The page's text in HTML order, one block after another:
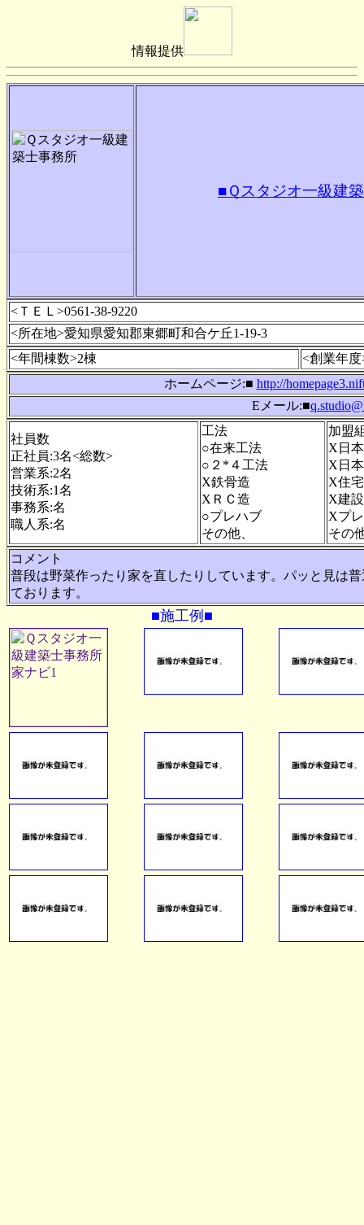
情報提供
■Ｑスタジオ一級建
<ＴＥＬ>0561-38-9220
<所在地>愛知県愛知郡東郷町和合ケ丘1-19-3
<年間棟数>2棟
<創業年度
ホームページ:■ http://
Eメール:■
社員数
正社員:3名<総数>
営業系:2名
技術系:1名
事務系:名
職人系:名
工法
○在来工法
○２*４工法
X鉄骨造
XＲＣ造
○プレハブ
その他、
加盟
X日
X日
X住
X建
Xプ
その
コメント
普段は野菜作ったり家を直したりしています。パッと見は
ております。
■施工例■